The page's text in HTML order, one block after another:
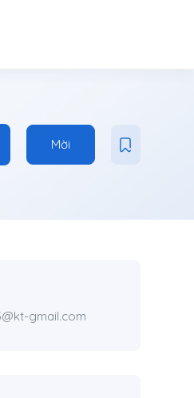
Mời
gmail.com